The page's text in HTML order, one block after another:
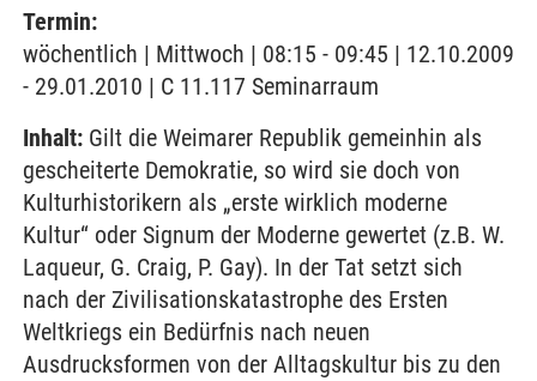
Termin:
wöchentlich | Mittwoch | 08:15 - 09:45 | 12.10.2009
- 29.01.2010 | C 11.117 Seminarraum
Inhalt: Gilt die Weimarer Republik gemeinhin als
gescheiterte Demokratie, so wird sie doch von
Kulturhistorikern als „erste wirklich moderne
Kultur“ oder Signum der Moderne gewertet (z.B. W.
Laqueur, G. Craig, P. Gay). In der Tat setzt sich
nach der Zivilisationskatastrophe des Ersten
Weltkriegs ein Bedürfnis nach neuen
Ausdrucksformen von der Alltagskultur bis zu den